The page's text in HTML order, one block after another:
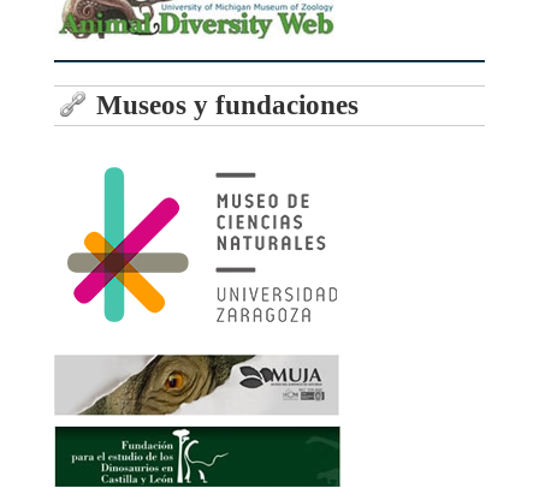
Museos y fundaciones